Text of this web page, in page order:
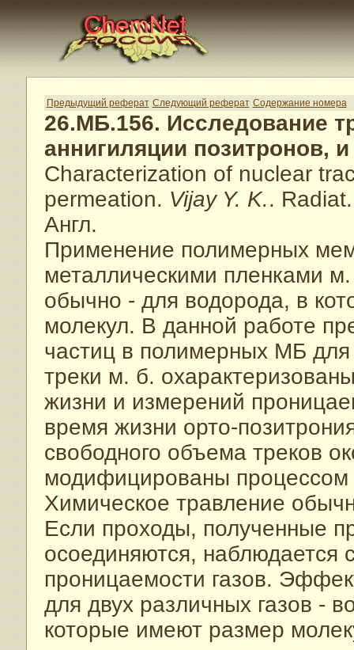
Предыдущий реферат Следующий реферат Содержание номера
26.МБ.156. Исследование
аннигиляции позитронов,
Characterization of nuclear
permeation. Vijay Y. K..
Англ.
Применение полимерных
металлическими пленками м.
обычно - для водорода, в
молекул. В данной работе
частиц в полимерных МБ для
треки м. б.
жизни и измерений
время жизни орто-
свободного объема треков
модифицированы процессом
Химическое травление
Если проходы, полученные
осоединяются,
проницаемости газов.
для двух различных газов -
которые имеют размер